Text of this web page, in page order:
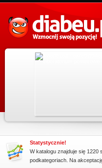
Statystycznie!
W katalogu znajduje się 1220
podkategoriach. Na